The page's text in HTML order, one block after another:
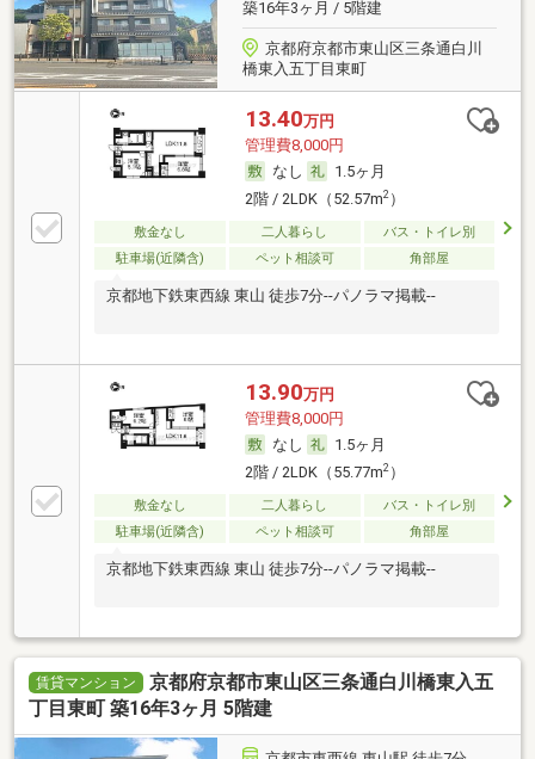
築16年3ヶ月 / 5階建
京都府京都市東山区三条通白川
橋東入五丁目東町
13.40万円
管理費8,000円
なし
1.5ヶ月
2階 / 2LDK（52.57m2）
敷金なし 二人暮らし
バス・トイレ別
駐車場(近隣含)
ペット相談可 角部屋
京都地下鉄東西線 東山 徒歩7分--パノラマ掲載--
13.90万円
管理費8,000円
なし
1.5ヶ月
2階 / 2LDK（55.77m2）
敷金なし 二人暮らし
バス・トイレ別
駐車場(近隣含)
ペット相談可 角部屋
京都地下鉄東西線 東山 徒歩7分--パノラマ掲載--
賃貸マンション
京都府京都市東山区三条通白川橋東入五
丁目東町 築16年3ヶ月 5階建